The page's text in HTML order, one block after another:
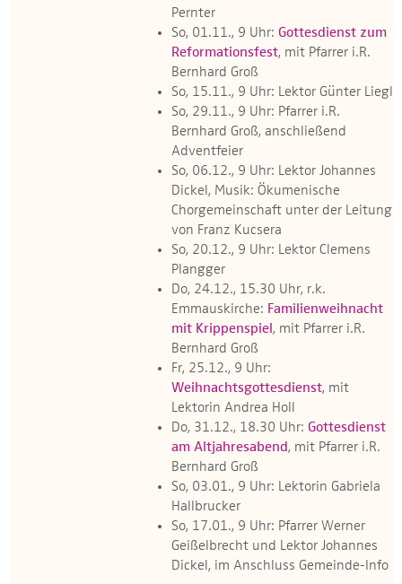
Pernter
So, 01.11., 9 Uhr: Gottesdienst zum
Reformationsfest, mit Pfarrer i.R.
Bernhard Groß
So, 15.11., 9 Uhr: Lektor Günter Liegl
So, 29.11., 9 Uhr: Pfarrer i.R.
Bernhard Groß, anschließend
Adventfeier
So, 06.12., 9 Uhr: Lektor Johannes
Dickel, Musik: Ökumenische
Chorgemeinschaft unter der Leitung
von Franz Kucsera
So, 20.12., 9 Uhr: Lektor Clemens
Plangger
Do, 24.12., 15.30 Uhr, r.k.
Emmauskirche: Familienweihnacht
mit Krippenspiel , mit Pfarrer i.R.
Bernhard Groß
Fr, 25.12., 9 Uhr:
Weihnachtsgottesdienst, mit
Lektorin Andrea Holl
Do, 31.12., 18.30 Uhr: Gottesdienst
am Altjahresabend, mit Pfarrer i.R.
Bernhard Groß
So, 03.01., 9 Uhr: Lektorin Gabriela
Hallbrucker
So, 17.01., 9 Uhr: Pfarrer Werner
Geißelbrecht und Lektor Johannes
Dickel, im Anschluss Gemeinde-Info